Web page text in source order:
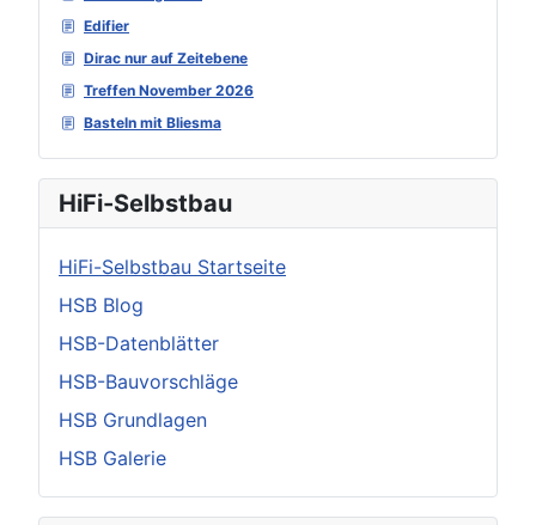
Edifier
Dirac nur auf Zeitebene
Treffen November 2026
Basteln mit Bliesma
HiFi-Selbstbau
HiFi-Selbstbau Startseite
HSB Blog
HSB-Datenblätter
HSB-Bauvorschläge
HSB Grundlagen
HSB Galerie